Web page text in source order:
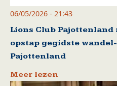
06/05/2026 - 21:43
Lions Club
opstap gegidste
Pajottenland
Meer lezen